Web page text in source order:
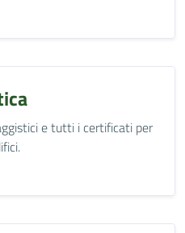
e tutti i certificati per